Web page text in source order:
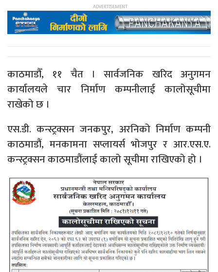
काठमाडौँ, ११ चैत । सार्वजनिक खरिद अनुगमन
कार्यालयले चार निर्माण कम्पनीलाई कालोसूचीमा
राखेको छ ।
एस.डी. कन्स्ट्रक्सन जनकपुर, अरनिको निर्माण कम्पनी
काठमाडौं, मनकामना सप्लायर्स भोजपुर र आर.एस.ए.
कन्स्ट्रक्सन काठमाडौंलाई कालो सूचीमा राखिएको हो ।